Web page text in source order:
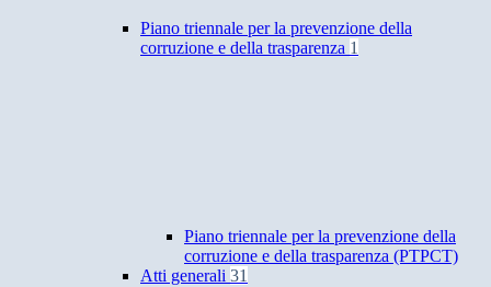
Piano triennale per la prevenzione della
corruzione e della trasparenza 1
Piano triennale per la prevenzione della
corruzione e della trasparenza (PTPCT)
Atti generali 31